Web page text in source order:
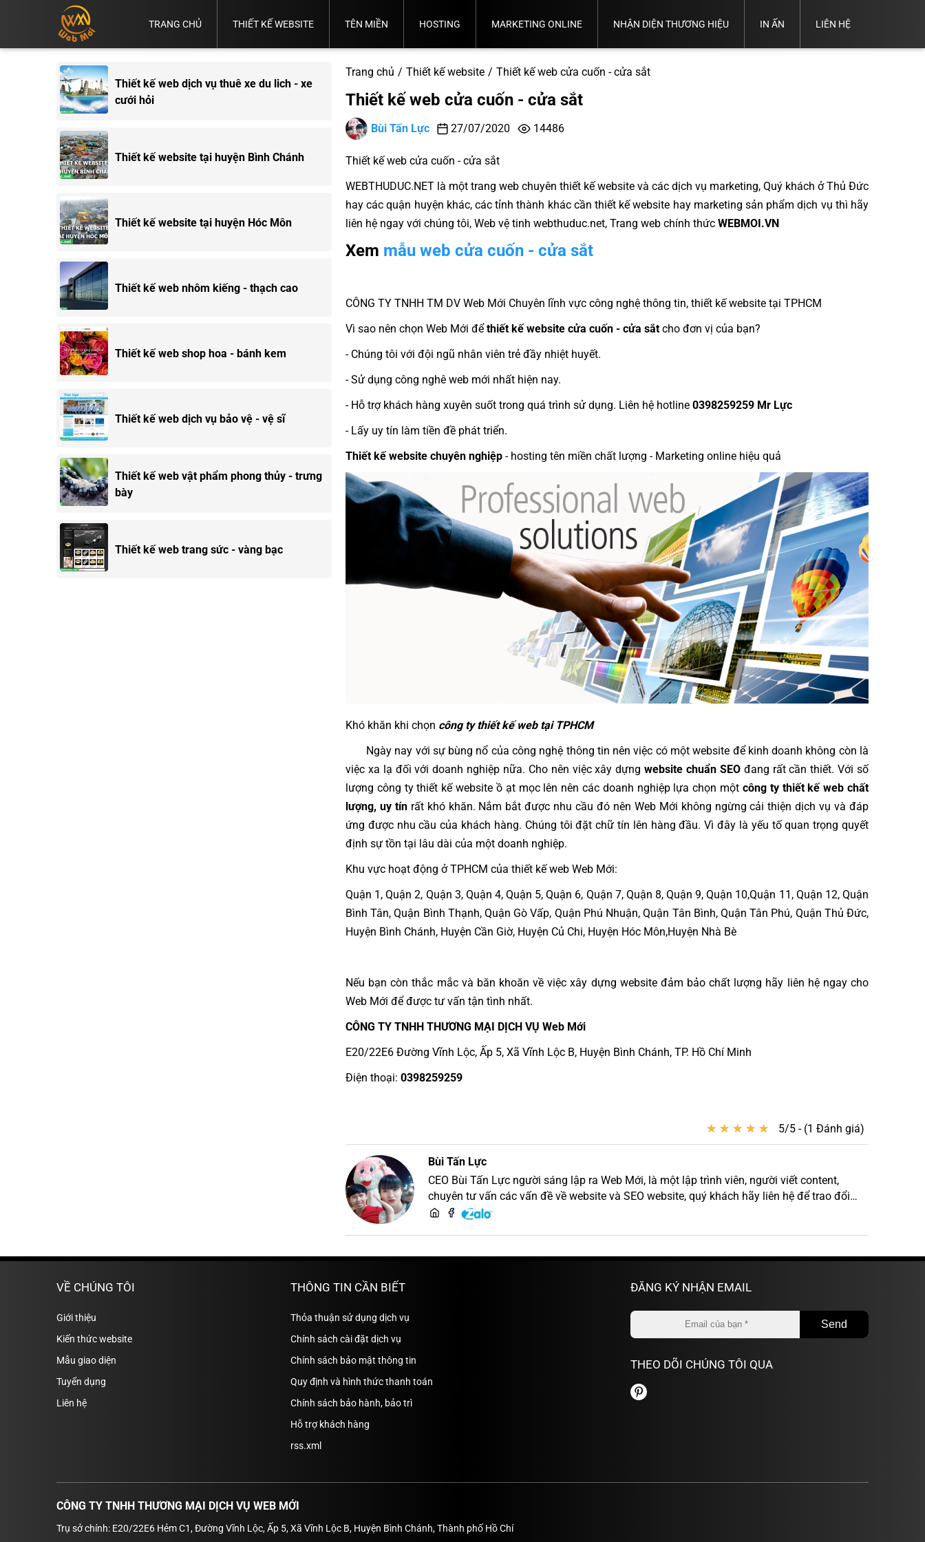
TRANG CHỦ THIẾT KẾ WEBSITE
Website
Thiết
Bình
Thiết
Bán
Thiết
Chuẩn
Cần
Có
TP.HCM
TÊN MIỀN
Giá
Tên
Miền
Đăng
Ký
Tên
Miền.
Nghĩa
Tên
Miền
Chọn
Miền
Hợp
Thuận
Tên
Quốc
Tế
Định
Dụng
Miền
VN
HOSTING
Giá
Email
Sever
Dữ
Liệu.
Tư Vấn
Hosting
Hợp
MARKETING ONLINE
Marketing
Tổng Thể
Email
Marketing
Trị
Quản Trị
Fanpage
Tin
Truyền
Thống
Google
Banner
NHẬN DIỆN THƯƠNG HIỆU
ND
Thương
Kế
Thiết Kế
Catalogue
Hồ
Sơ
Kế
Name
Thiết
Thẻ
IN ẤN LIÊN HỆ
Trang chủ Thiết kế website Thiết kế web cửa cuốn - cửa sắt
Thiết kế web cửa cuốn - cửa sắt
Bùi Tấn Lực 27/07/2020 14486
Thiết kế web cửa cuốn - cửa sắt
WEBTHUDUC.NET là một trang web chuyên thiết kế website và các dịch vụ marketing, Quý khách ở Thủ Đức
hay các quận huyện khác, các tỉnh thành khác cần thiết kế website hay marketing sản phẩm dịch vụ thì hãy
liên hệ ngay với chúng tôi, Web vệ tinh webthuduc.net, Trang web chính thức WEBMOI.VN
Xem mẫu web cửa cuốn - cửa sắt
CÔNG TY TNHH TM DV Web Mới Chuyên lĩnh vực công nghệ thông tin, thiết kế website tại TPHCM
Vì sao nên chọn Web Mới đểthiết kế website cửa cuốn - cửa sắt cho đơn vị của bạn?
- Chúng tôi với đội ngũ nhân viên trẻ đầy nhiệt huyết.
- Sử dụng công nghê web mới nhất hiện nay.
- Hỗ trợ khách hàng xuyên suốt trong quá trình sử dụng. Liên hệ hotline 0398259259 Mr Lực
- Lấy uy tín làm tiền đề phát triển.
Thiết kế website chuyên nghiệp - hosting tên miền chất lượng - Marketing online hiệu quả
Khó khăn khi chọn công ty thiết kế web tại TPHCM
Ngày nay với sự bùng nổ của công nghệ thông tin nên việc có một website để kinh doanh không còn là
việc xa lạ đối với doanh nghiệp nữa. Cho nên việc xây dựngwebsite chuẩn SEOđang rất cần thiết. Với số
lượng công ty thiết kế website ồ ạt mọc lên nên các doanh nghiệp lựa chọn một công ty thiết kế web chất
lượng, uy tínrất khó khăn. Nắm bắt được nhu cầu đó nên Web Mới không ngừng cải thiện dịch vụ và đáp
ứng được nhu cầu của khách hàng. Chúng tôi đặt chữ tín lên hàng đầu. Vì đây là yếu tố quan trọng quyết
định sự tồn tại lâu dài của một doanh nghiệp.
Khu vực hoạt động ở TPHCM của thiết kế web Web Mới:
Quận 1, Quận 2, Quận 3, Quận 4, Quận 5, Quận 6, Quận 7, Quận 8, Quận 9, Quận 10,Quận 11, Quận 12, Quận
Bình Tân, Quận Bình Thạnh, Quận Gò Vấp, Quận Phú Nhuận, Quận Tân Bình, Quận Tân Phú, Quận Thủ Đức,
Huyện Bình Chánh, Huyện Cần Giờ, Huyện Củ Chi, Huyện Hóc Môn,Huyện Nhà Bè
Nếu bạn còn thắc mắc và băn khoăn về việc xây dựng website đảm bảo chất lượng hãy liên hệ ngay cho
Web Mới để được tư vấn tận tình nhất.
CÔNG TY TNHH THƯƠNG MẠI DỊCH VỤ Web Mới
E20/22E6 Đường Vĩnh Lộc, Ấp 5, Xã Vĩnh Lộc B, Huyện Bình Chánh, TP. Hồ Chí Minh
Điện thoại: 0398259259
★ ★ ★ ★ ★
★ ★ ★ ★ ★ 5/5 - (1 Đánh giá)
Bùi Tấn Lực
CEO Bùi Tấn Lực người sáng lập ra Web Mới, là một lập trình viên, người viết content,
chuyên tư vấn các vấn đề về website và SEO website, quý khách hãy liên hệ để trao đổi
thiết kế website
Thiết kế web dịch vụ thuê xe du lich - xe
cưới hỏi
Thiết kế website tại huyện Bình Chánh
Thiết kế website tại huyện Hóc Môn
Thiết kế web nhôm kiếng - thạch cao
Thiết kế web shop hoa - bánh kem
Thiết kế web dịch vụ bảo vệ - vệ sĩ
Thiết kế web vật phẩm phong thủy - trưng
bày
Thiết kế web trang sức - vàng bạc
VỀ CHÚNG TÔI
Giới thiệu
Kiến thức website
Mẫu giao diện
Tuyển dụng
Liên hệ
THÔNG TIN CẦN BIẾT
Thỏa thuận sử dụng dịch vụ
Chính sách cài đặt dịch vụ
Chính sách bảo mật thông tin
Quy định và hình thức thanh toán
Chính sách bảo hành, bảo trì
Hỗ trợ khách hàng
rss.xml
ĐĂNG KÝ NHẬN EMAIL
THEO DÕI CHÚNG TÔI QUA
CÔNG TY TNHH THƯƠNG MẠI DỊCH VỤ WEB MỚI
Trụ sở chính: E20/22E6 Hẻm C1, Đường Vĩnh Lộc, Ấp 5, Xã Vĩnh Lộc B, Huyện Bình Chánh, Thành phố Hồ Chí